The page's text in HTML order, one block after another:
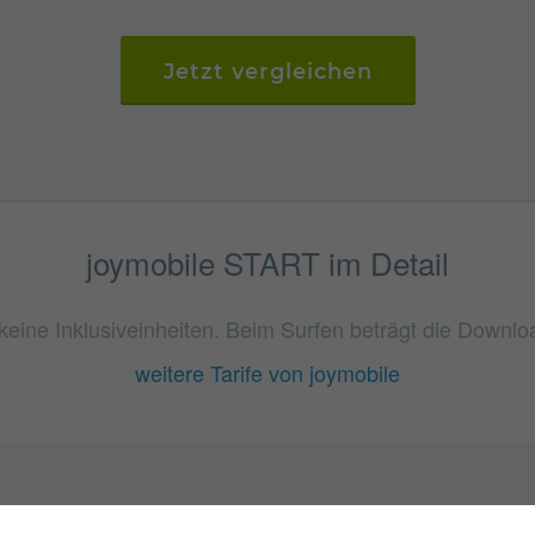
Jetzt vergleichen
joymobile START im Detail
Inklusiveinheiten. Beim Surfen beträgt die
weitere Tarife von joymobile